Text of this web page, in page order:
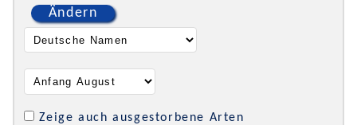
Ändern
Zeige auch ausgestorbene Arten